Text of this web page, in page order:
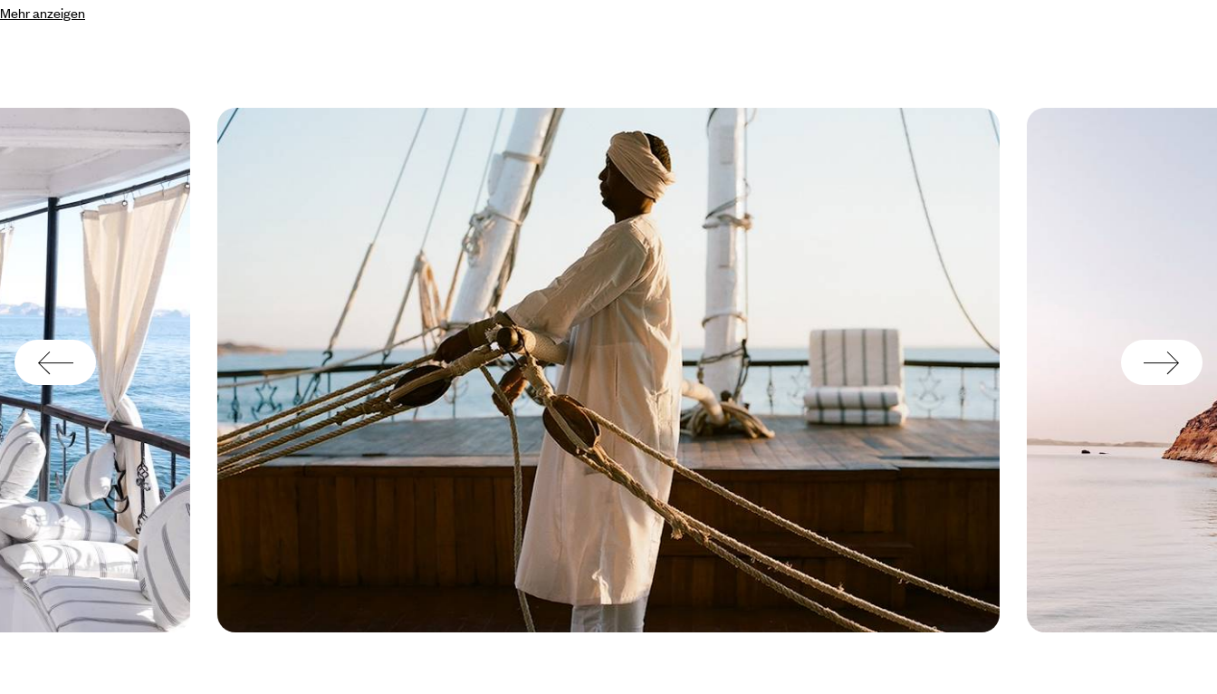
Ansprüchen angepasst wurde, schwebt die viktorianische Atmosphäre noch
immer über der imposanten Marmortreppe und den eleganten Salons im
Gentry-Stil. Pagen in Sarouel und Fes sowie Concierges im Frack tragen zum
historischen Ambiente bei. In Assuan, auf einem Granitvorsprung gegenüber
der Insel Elephantine gelegen, setzt das Old Cataract seit über einem
Jahrhundert seine Legende fort. Von Agatha Christie über François
Mitterrand bis Winston Churchill - die Grossen dieser Welt erlagen dem
Schauspiel des Sonnenaufgangs über dem Fluss, seinen Felsen und den
ockerfarbenen Mauern des Hotels. Im historischen Flügel wurden viele
Zimmer zu Suiten umgewandelt, während der Elephantine-Flügel (Nile
Wing) - hier stellt man seine Koffer ab - auf zeitgenössische Eleganz setzt.
Mehr anzeigen